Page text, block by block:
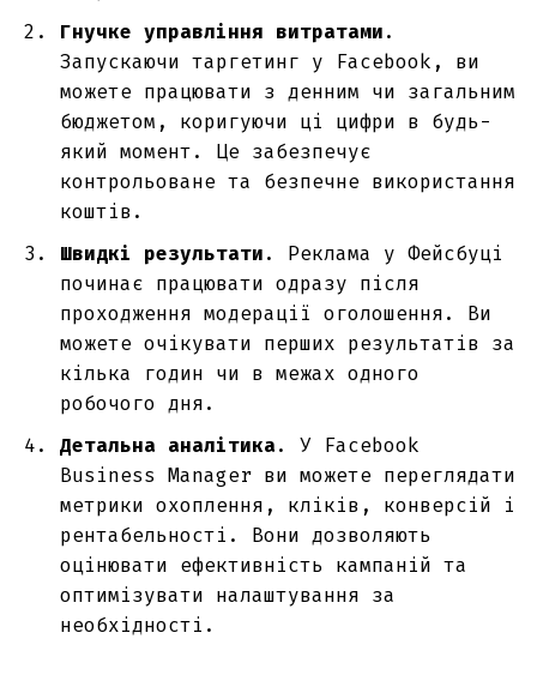
Гнучке управління витратами.
Запускаючи таргетинг у Facebook , ви
можете працювати з денним чи загальним
бюджетом, коригуючи ці цифри в будь-
який момент. Це забезпечує
контрольоване та безпечне використання
коштів.
Швидкі результати. Реклама у Фейсбуці
починає працювати одразу після
проходження модерації оголошення. Ви
можете очікувати перших результатів за
кілька годин чи в межах одного
робочого дня.
Детальна аналітика. У Facebook
Business Manager ви можете переглядати
метрики охоплення, кліків, конверсій і
рентабельності. Вони дозволяють
оцінювати ефективність кампаній та
оптимізувати налаштування за
необхідності.